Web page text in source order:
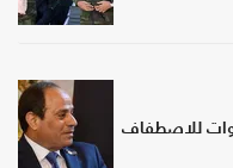
للاصطفاف